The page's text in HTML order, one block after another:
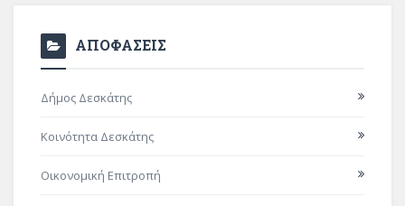
ΑΠΟΦΑΣΕΙΣ
Δήμος Δεσκάτης
Κοινότητα Δεσκάτης
Οικονομική Επιτροπή